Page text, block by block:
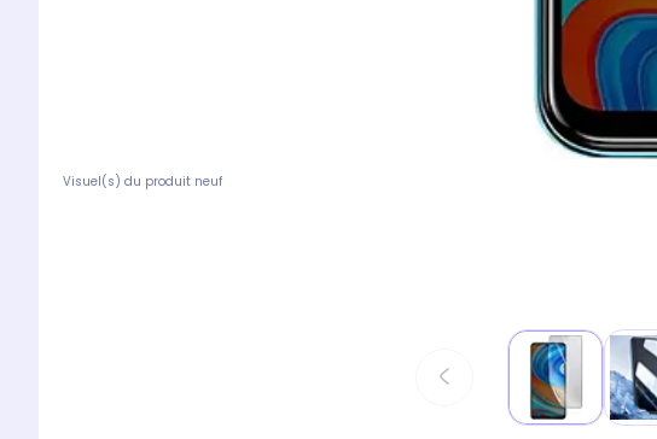
Visuel(s) du produit neuf